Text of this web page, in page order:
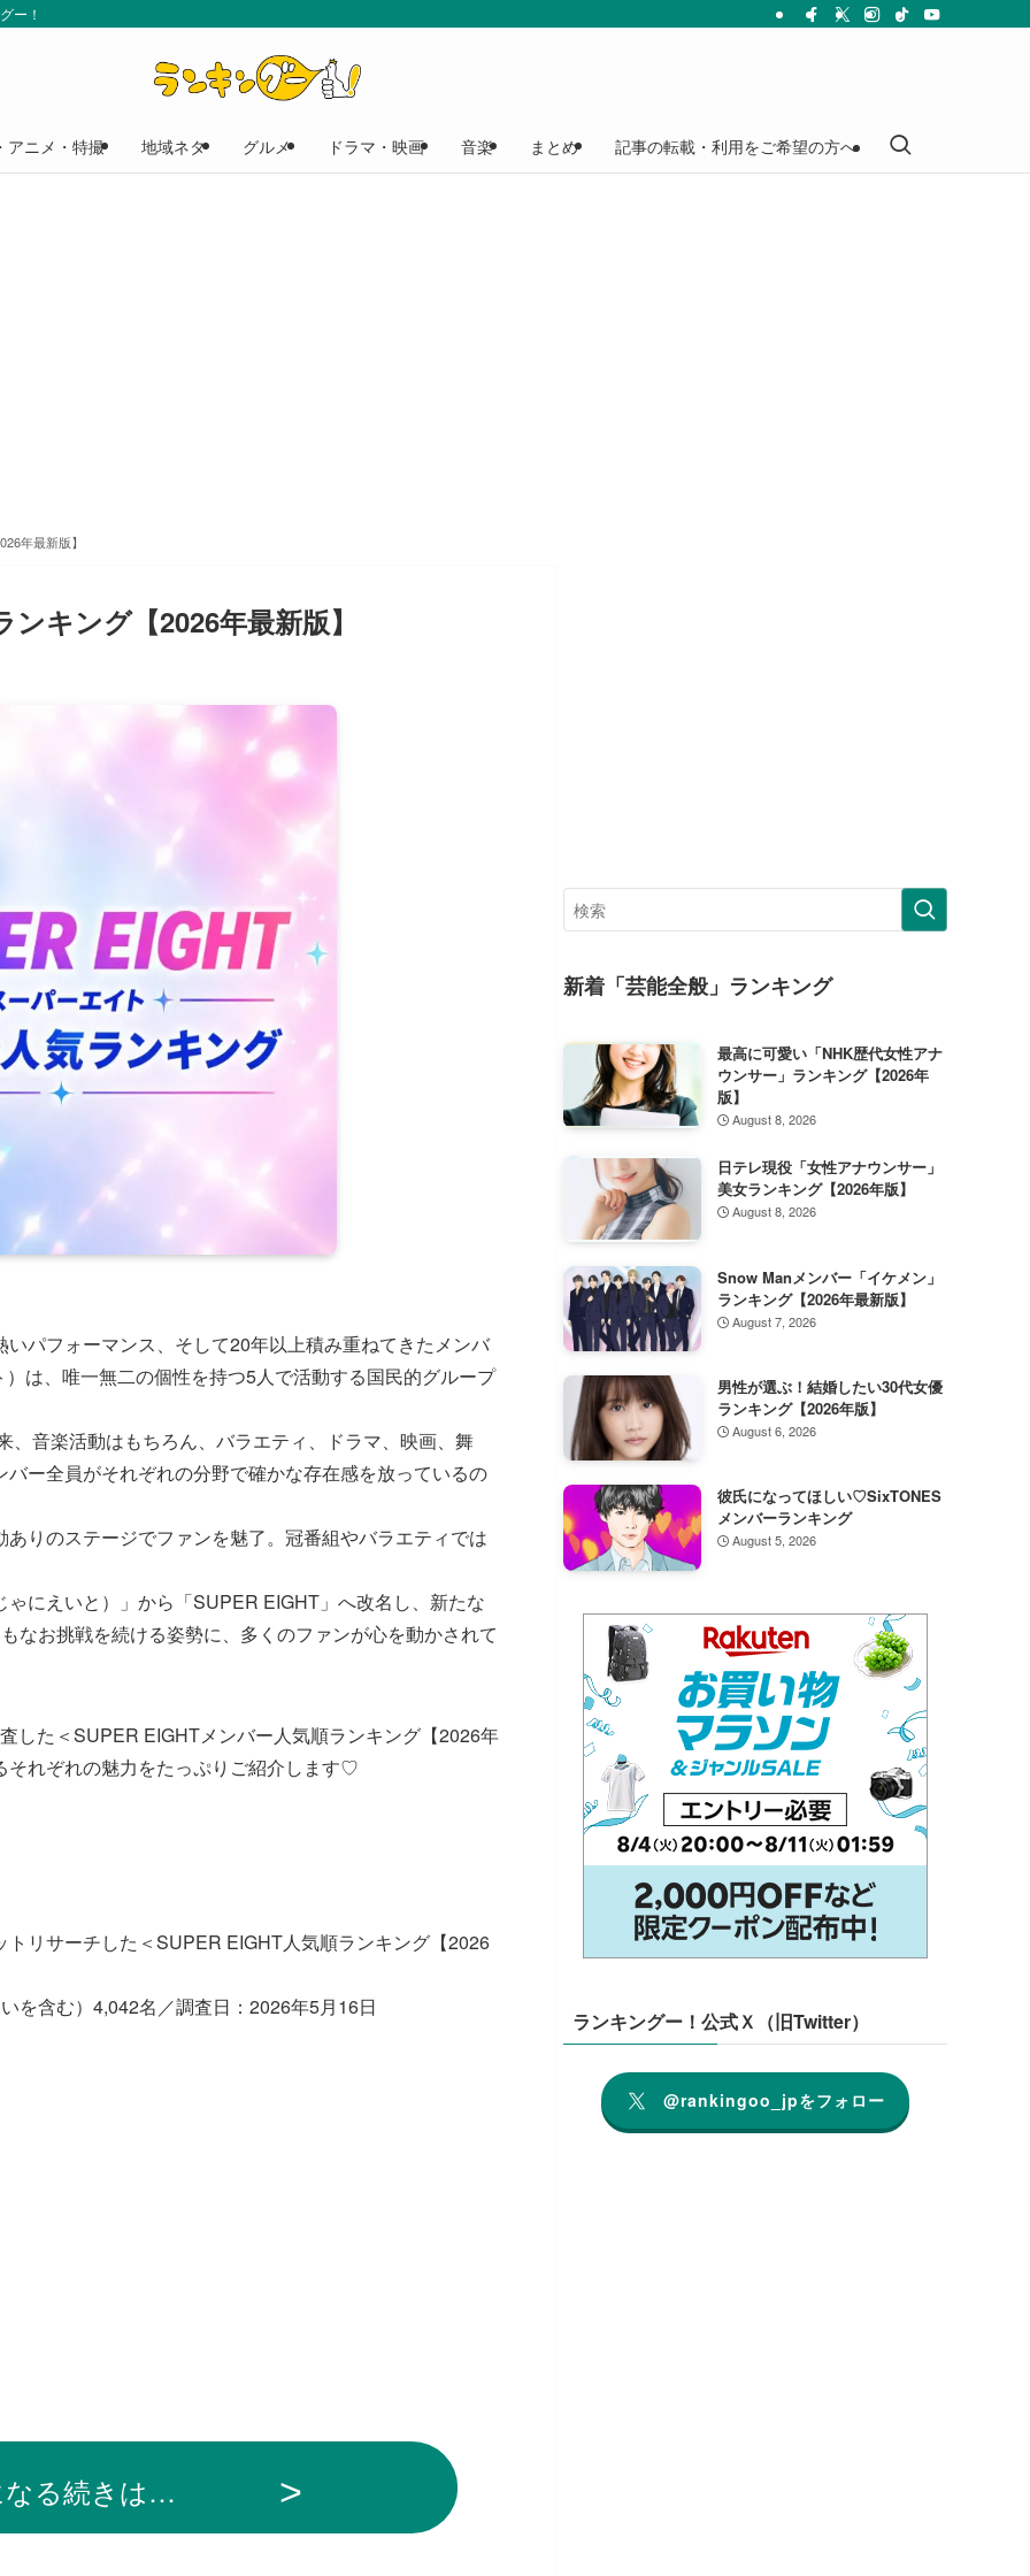
ー！
アニメ・特撮 地域ネタ グルメ ドラマ・映画 音楽 まとめ 記事の転載・利用をご希望の方へ
年最新版】
キング【2026年最新版】
パフォーマンス、そして20年以上積み重ねてきたメンバ
は、唯一無二の個性を持つ5人で活動する国民的グループ
音楽活動はもちろん、バラエティ、ドラマ、映画、舞
ー全員がそれぞれの分野で確かな存在感を放っているの
りのステージでファンを魅了。冠番組やバラエティでは
にえいと）」から「SUPER EIGHT」へ改名し、新たな
なお挑戦を続ける姿勢に、多くのファンが心を動かされて
した＜SUPER EIGHTメンバー人気順ランキング【2026年
それぞれの魅力をたっぷりご紹介します♡
リサーチした＜SUPER EIGHT人気順ランキング【2026
を含む）4,042名／調査日：2026年5月16日
る続きは…
新着「芸能全般」ランキング
最高に可愛い「NHK歴代女性アナ
ウンサー」ランキング【2026年
版】
August 8, 2026
日テレ現役「女性アナウンサー」
美女ランキング【2026年版】
August 8, 2026
Snow Manメンバー「イケメン」
ランキング【2026年最新版】
August 7, 2026
男性が選ぶ！結婚したい30代女優
ランキング【2026年版】
August 6, 2026
彼氏になってほしい♡SixTONES
メンバーランキング
August 5, 2026
ランキングー！公式Ｘ（旧Twitter）
@rankingoo_jpをフォロー